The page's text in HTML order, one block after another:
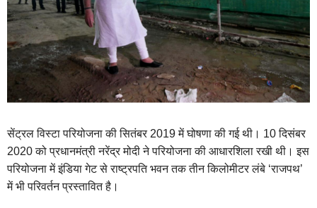
सेंट्रल विस्टा परियोजना की सितंबर 2019 में घोषणा की गई थी। 10 दिसंबर
2020 को प्रधानमंत्री नरेंद्र मोदी ने परियोजना की आधारशिला रखी थी। इस
परियोजना में इंडिया गेट से राष्ट्रपति भवन तक तीन किलोमीटर लंबे ‘राजपथ’
में भी परिवर्तन प्रस्तावित है।